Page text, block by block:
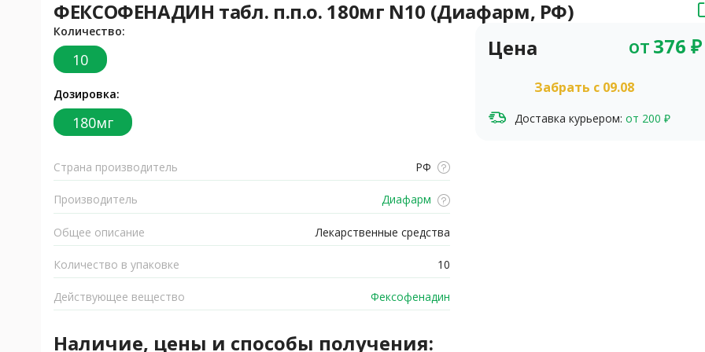
ФЕКСОФЕНАДИН табл. п.п.о. 180мг N10 (Диафарм, РФ)
Количество:
10
Дозировка:
180мг
Страна производитель РФ
Производитель Диафарм
Общее описание Лекарственные средства
Количество в упаковке 10
Действующее вещество Фексофенадин
Наличие, цены и способы получения:
Цена от376 ₽
Забрать c 09.08
Доставка курьером: от 200 ₽